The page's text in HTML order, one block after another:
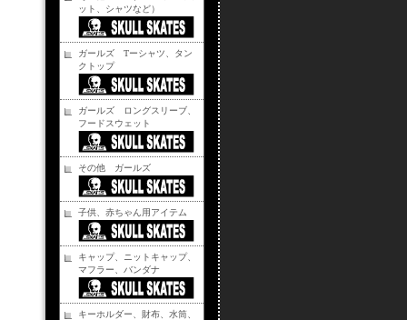
ット、シャツなど）
ガールズ Tーシャツ、タン
クトップ
ガールズ ロングスリーブ、
フードスウェット
その他 ガールズ
子供、赤ちゃん用アイテム
キャップ、ニットキャップ、
マフラー、バンダナ
キーホルダー、財布、水筒、